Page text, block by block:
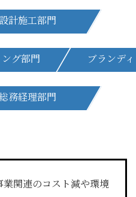
計施工部門
グ部門 ブランデ
務経理部門
業関連のコスト減や環境